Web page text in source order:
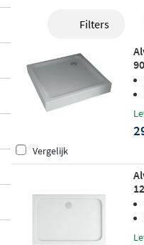
materiaal is licht van
warm onder de voeten en
oudig schoon te houden
vrije oppervlak. In dit
acryl douchebakken van
iho en Alvoro in
een groot
gen, vormen en
cte vierkante modellen tot
kige varianten, en van
ties tot modellen met
is er altijd een model dat
Filters
Vergelijk